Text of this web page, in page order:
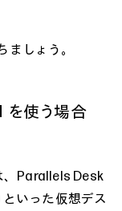
しょう。
使う場合
、Parallels Desk
いった仮想デス